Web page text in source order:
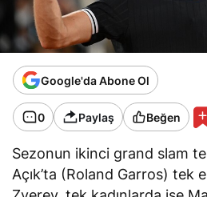
Google'da Abone Ol
0 Paylaş Beğen
Sezonun ikinci grand slam
Açık’ta (Roland Garros) tek